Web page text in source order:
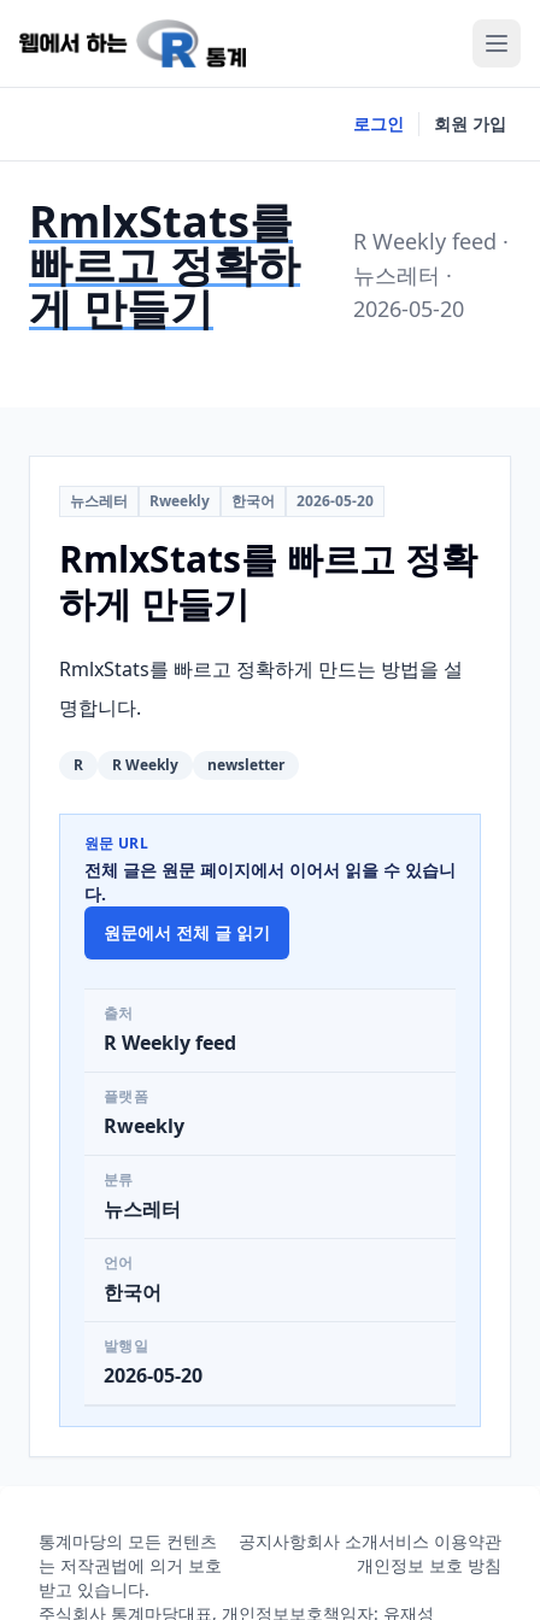
로그인 회원 가입
RmlxStats를
빠르고 정확하
게 만들기
R Weekly feed ·
뉴스레터 ·
2026-05-20
뉴스레터 Rweekly 한국어 2026-05-20
RmlxStats를 빠르고 정확
하게 만들기
RmlxStats를 빠르고 정확하게 만드는 방법을 설
명합니다.
R R Weekly newsletter
원문 URL
전체 글은 원문 페이지에서 이어서 읽을 수 있습니
다.
원문에서 전체 글 읽기
출처
R Weekly feed
플랫폼
Rweekly
분류
뉴스레터
언어
한국어
발행일
2026-05-20
통계마당의 모든 컨텐츠
는 저작권법에 의거 보호
받고 있습니다.
공지사항회사 소개서비스 이용약관
개인정보 보호 방침
주식회사 통계마당대표, 개인정보보호책임자: 유재성